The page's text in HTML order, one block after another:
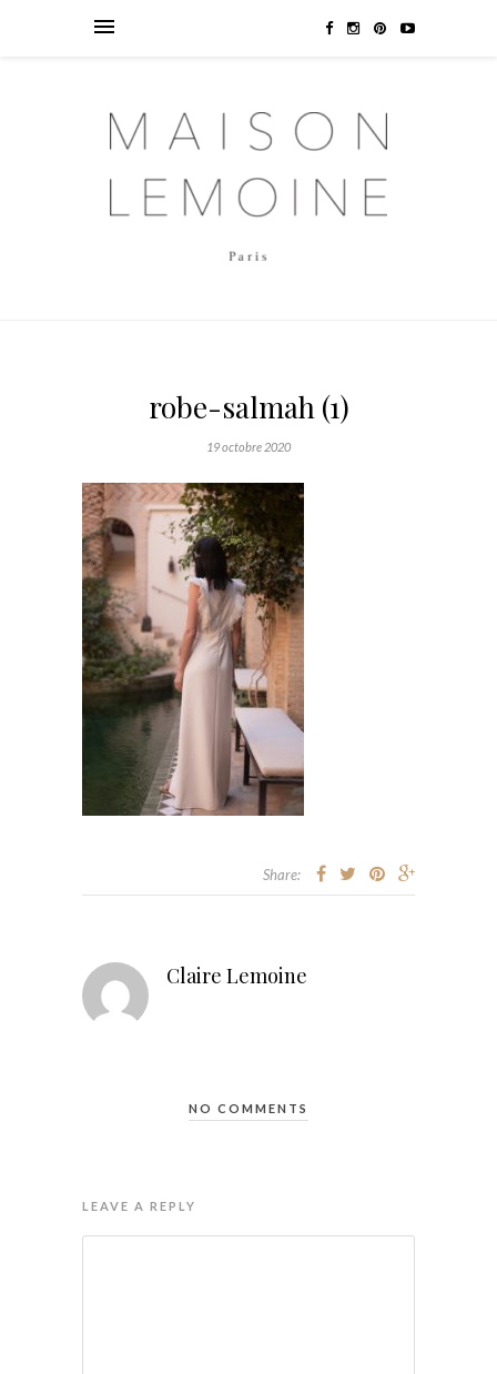
robe-salmah (1)
19 octobre 2020
Share:
Claire Lemoine
NO COMMENTS
LEAVE A REPLY